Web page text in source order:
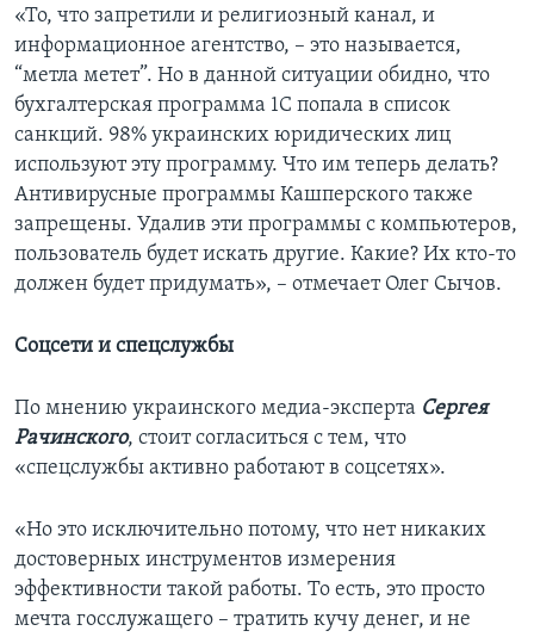
«То, что запретили и религиозный канал, и
информационное агентство, – это называется,
“метла метет”. Но в данной ситуации обидно, что
бухгалтерская программа 1С попала в список
санкций. 98% украинских юридических лиц
используют эту программу. Что им теперь делать?
Антивирусные программы Кашперского также
запрещены. Удалив эти программы с компьютеров,
пользователь будет искать другие. Какие? Их кто-то
должен будет придумать», – отмечает Олег Сычов.
Соцсети и спецслужбы
По мнению украинского медиа-эксперта Сергея
Рачинского, стоит согласиться с тем, что
«спецслужбы активно работают в соцсетях».
«Но это исключительно потому, что нет никаких
достоверных инструментов измерения
эффективности такой работы. То есть, это просто
мечта госслужащего – тратить кучу денег, и не